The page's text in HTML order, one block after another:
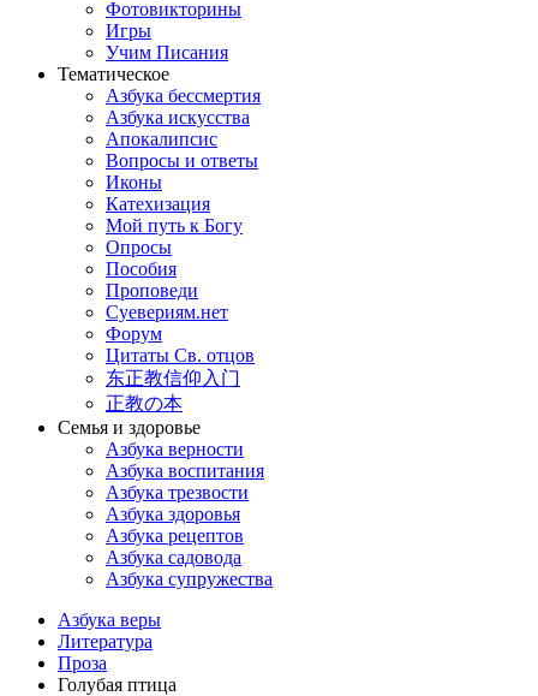
Фотовикторины
Игры
Учим Писания
Тематическое
Азбука бессмертия
Азбука искусства
Апокалипсис
Вопросы и ответы
Иконы
Катехизация
Мой путь к Богу
Опросы
Пособия
Проповеди
Суевериям.нет
Форум
Цитаты Св. отцов
东正教信仰入门
正教の本
Семья и здоровье
Азбука верности
Азбука воспитания
Азбука трезвости
Азбука здоровья
Азбука рецептов
Азбука садовода
Азбука супружества
Азбука веры
Литература
Проза
Голубая птица